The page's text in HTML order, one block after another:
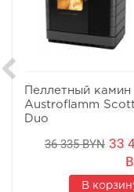
Пеллетный камин
Austroflamm
Duo
36 335 BYN 33
В